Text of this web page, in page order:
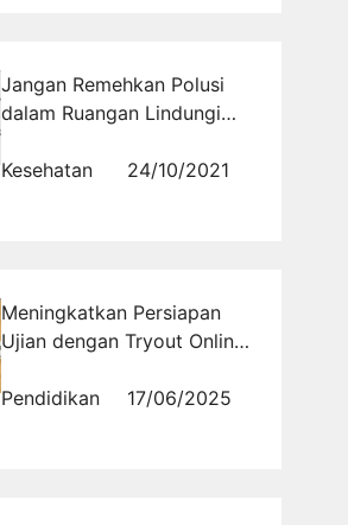
Jangan Remehkan Polusi
dalam Ruangan Lindungi
dengan Penggunaan Air
Kesehatan 24/10/2021
Meningkatkan Persiapan
Ujian dengan Tryout Online
Pendidikan
17/06/2025